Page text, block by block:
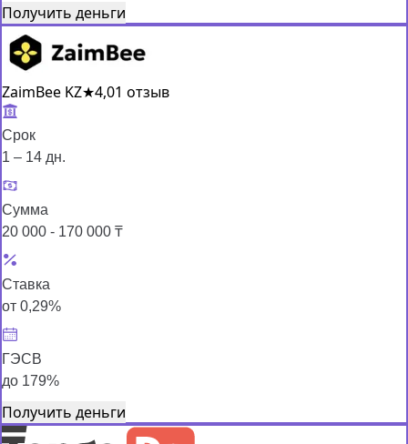
Получить деньги
ZaimBee KZ★4,01 отзыв
Срок
1 – 14 дн.
Сумма
20 000 - 170 000 ₸
Ставка
от 0,29%
ГЭСВ
до 179%
Получить деньги